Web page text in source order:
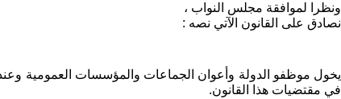
ونظرا لموافقة مجلس النواب ،
نصادق على القانون الآتي نصه :
يخول موظفو الدولة وأعوان الجماعات والمؤسسات العمومية
في مقتضيات هذا القانون.